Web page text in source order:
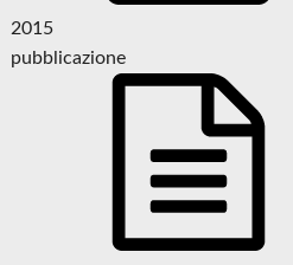
2015
pubblicazione